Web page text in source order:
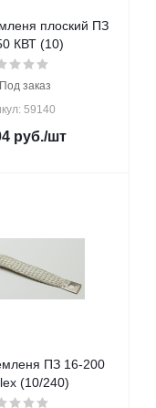
плоский ПЗ
КВТ (10)
Под заказ
59140
руб./шт
ПЗ 16-200
(10/240)